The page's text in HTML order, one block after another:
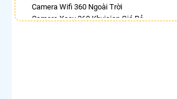
Camera Wifi 360 Ngoài Trời
Camera Xoay 360 Kbvision Giá Rẻ